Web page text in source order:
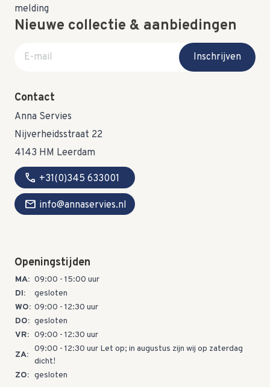
Nieuwe collectie & aanbiedingen
E-mail adres
Inschrijven
Contact
Anna Servies
Nijverheidsstraat 22
4143 HM Leerdam
call +31(0)345 633001
mail info@annaservies.nl
Openingstijden
MA: 09:00 - 15:00 uur
DI:
gesloten
WO: 09:00 - 12:30 uur
DO: gesloten
VR: 09:00 - 12:30 uur
ZA:
09:00 - 12:30 uur Let op; in augustus zijn wij op zaterdag
dicht!
ZO: gesloten